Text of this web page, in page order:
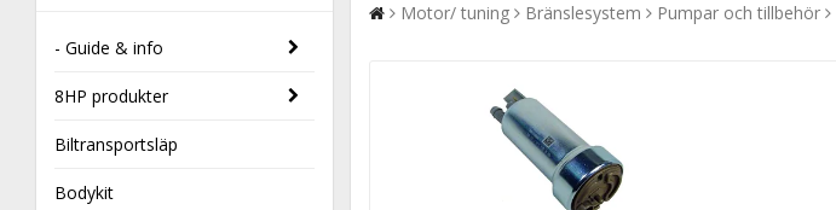
- Guide & info
8HP produkter
Biltransportsläp
Bodykit
Motor/ tuning Bränslesystem Pumpar och tillbehör